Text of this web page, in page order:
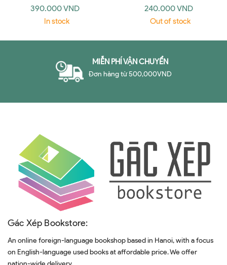
Verse (Everyman's Library
CHILDREN'S CLASSICS)
390.000 VND
In stock
translated by Samuel Butler
240.000 VND
Out of stock
MIỄN PHÍ VẬN CHUYỂN
Đơn hàng từ 500,000VND
Gác Xép Bookstore:
An online foreign-language bookshop based in Hanoi, with a focus
on English-language used books at affordable price. We offer